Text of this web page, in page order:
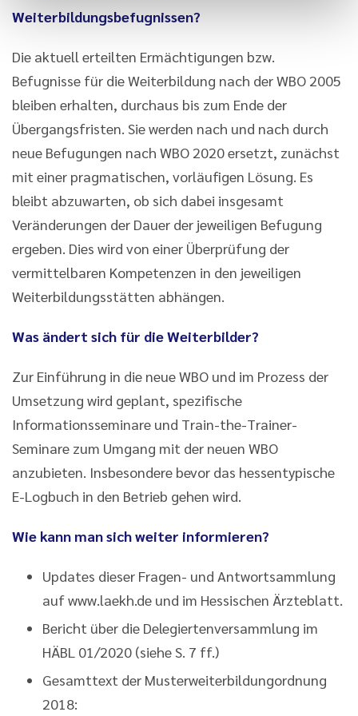
Weiterbildungsbefugnissen?
Die aktuell erteilten Ermächtigungen bzw.
Befugnisse für die Weiterbildung nach der WBO 2005
bleiben erhalten, durchaus bis zum Ende der
Übergangsfristen. Sie werden nach und nach durch
neue Befugungen nach WBO 2020 ersetzt, zunächst
mit einer pragmatischen, vorläufigen Lösung. Es
bleibt abzuwarten, ob sich dabei insgesamt
Veränderungen der Dauer der jeweiligen Befugung
ergeben. Dies wird von einer Überprüfung der
vermittelbaren Kompetenzen in den jeweiligen
Weiterbildungsstätten abhängen.
Was ändert sich für die Weiterbilder?
Zur Einführung in die neue WBO und im Prozess der
Umsetzung wird geplant, spezifische
Informationsseminare und Train-the-Trainer-
Seminare zum Umgang mit der neuen WBO
anzubieten. Insbesondere bevor das hessentypische
E-Logbuch in den Betrieb gehen wird.
Wie kann man sich weiter informieren?
Updates dieser Fragen- und Antwortsammlung
auf www.laekh.de und im Hessischen Ärzteblatt.
Bericht über die Delegiertenversammlung im
HÄBL 01/2020 (siehe S. 7 ff.)
Gesamttext der Musterweiterbildungordnung
2018: